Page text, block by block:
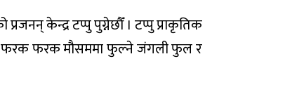
केन्द्र टप्पु पुग्नेछौँ । टप्पु प्राकृतिक
फरक फरक मौसममा फुल्ने जंगली फुल र